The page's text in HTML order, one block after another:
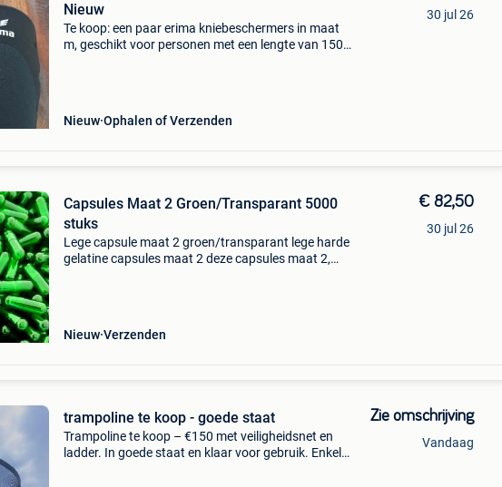
Nieuw
Te koop: een paar erima kniebeschermers in maat
m, geschikt voor personen met een lengte van 150-
Nieuw Ophalen of Verzenden
30 jul 26
Capsules Maat 2 Groen/Transparant 5000
stuks
Lege capsule maat 2 groen/transparant lege harde
gelatine capsules maat 2 deze capsules maat 2,
Nieuw Verzenden
€ 82,50
30 jul 26
trampoline te koop - goede staat
Trampoline te koop – €150 met veiligheidsnet en
ladder. In goede staat en klaar voor gebruik. Enkel
Zie omschrijving
Vandaag